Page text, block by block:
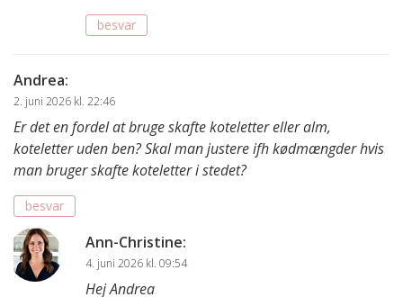
besvar
Andrea:
2. juni 2026 kl. 22:46
Er det en fordel at bruge skafte koteletter eller alm,
koteletter uden ben? Skal man justere ifh kødmængder hvis
man bruger skafte koteletter i stedet?
besvar
Ann-Christine:
4. juni 2026 kl. 09:54
Hej Andrea